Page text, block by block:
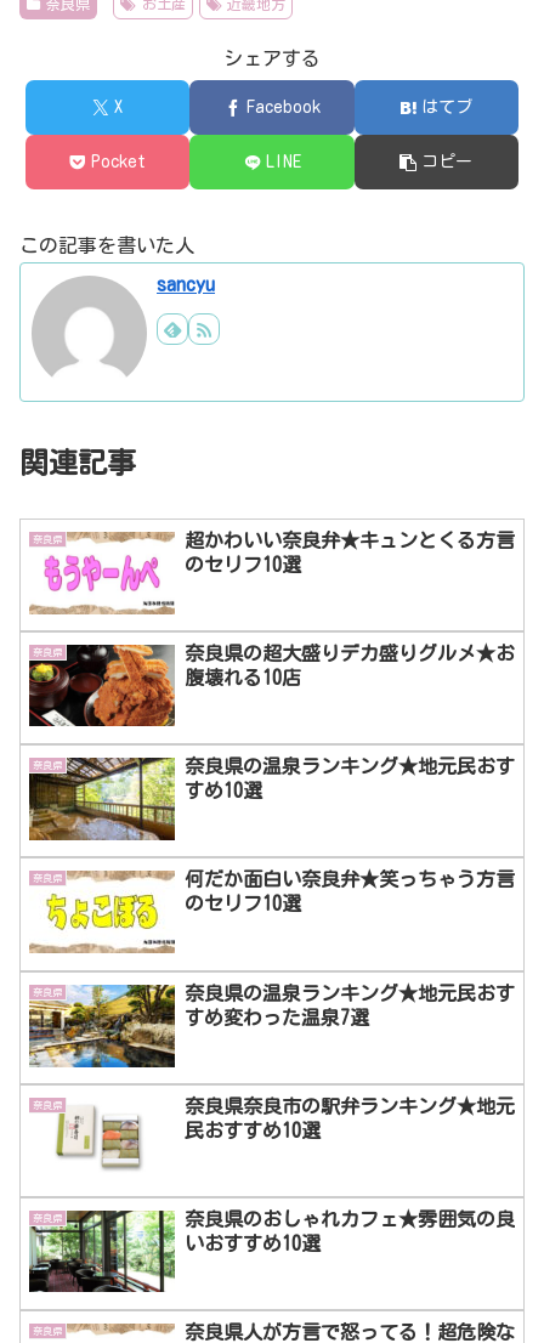
奈良県 お土産 近畿地方
シェアする
X Facebook はてブ
Pocket LINE コピー
この記事を書いた人
sancyu
関連記事
奈良県
超かわいい奈良弁★キュンとくる方言
のセリフ10選
奈良県
奈良県の超大盛りデカ盛りグルメ★お
腹壊れる10店
奈良県
奈良県の温泉ランキング★地元民おす
すめ10選
奈良県
何だか面白い奈良弁★笑っちゃう方言
のセリフ10選
奈良県
奈良県の温泉ランキング★地元民おす
すめ変わった温泉7選
奈良県
奈良県奈良市の駅弁ランキング★地元
民おすすめ10選
奈良県
奈良県のおしゃれカフェ★雰囲気の良
いおすすめ10選
奈良県
奈良県人が方言で怒ってる！超危険な